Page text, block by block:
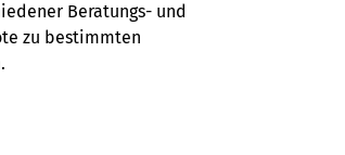
Beratungs- und
zu bestimmten